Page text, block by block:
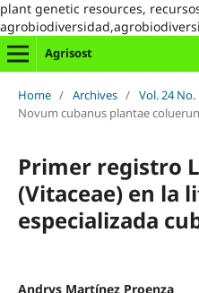
plant genetic resources,
Agrisost
Home / Archives / Vol. 24 No.
Novum cubanus plantae
Primer registro
(Vitaceae) en la
especializada
Andrys Martínez Proenza